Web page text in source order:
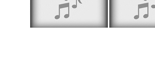
IVANS SUSAŅINS - Koris "Dzimtene mana" Lūk, roze zied